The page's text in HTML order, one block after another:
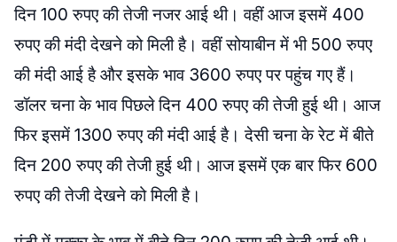
दिन 100 रुपए की तेजी नजर आई थी। वहीं आज इसमें 400
रुपए की मंदी देखने को मिली है। वहीं सोयाबीन में भी 500 रुपए
की मंदी आई है और इसके भाव 3600 रुपए पर पहुंच गए हैं।
डॉलर चना के भाव पिछले दिन 400 रुपए की तेजी हुई थी। आज
फिर इसमें 1300 रुपए की मंदी आई है। देसी चना के रेट में बीते
दिन 200 रुपए की तेजी हुई थी। आज इसमें एक बार फिर 600
रुपए की तेजी देखने को मिली है।